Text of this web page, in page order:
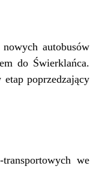
autobusów
do Świerklańca.
poprzedzający
we